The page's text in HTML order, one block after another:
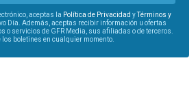
aceptas la Política de Privacidad y
Términos y
Día. Además, aceptas recibir información u ofertas
o servicios de GFR Media, sus afiliadas o de terceros.
boletines en cualquier momento.